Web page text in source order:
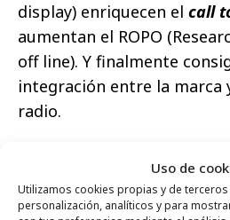
Uso de
Utilizamos cookies propias y de
personalización, analíticos y para
display) enriquecen el call
aumentan el ROPO
off line). Y finalmente
integración entre la marca
radio.